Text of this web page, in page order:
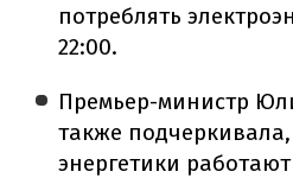
потреблять
22:00.
Премьер-министр
также
энергетики